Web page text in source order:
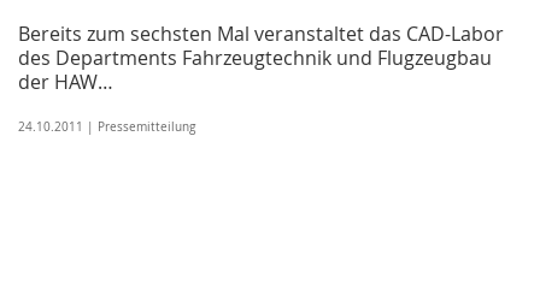
Bereits zum sechsten Mal veranstaltet das CAD-Labor
des Departments Fahrzeugtechnik und Flugzeugbau
der HAW…
24.10.2011 | Pressemitteilung